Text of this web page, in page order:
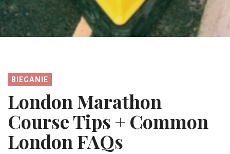
BIEGANIE
London Marathon
Course Tips + Common
London FAQs